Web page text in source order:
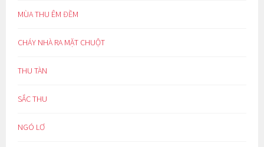
MÙA THU ÊM ĐỀM
CHÁY NHÀ RA MẶT CHUỘT
THU TÀN
SẮC THU
NGÓ LƠ